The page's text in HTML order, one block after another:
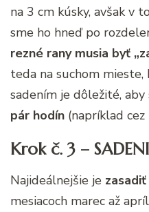
na 3 cm kúsky, avšak v
sme ho hneď po
rezné rany musia byť
teda na suchom mieste,
sadením je dôležité, aby
pár hodín (napríklad
Krok č. 3 –
Najideálnejšie je
mesiacoch marec až